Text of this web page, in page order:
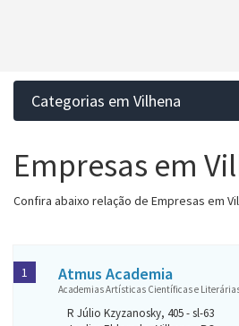
Categorias em Vilhena
Empresas em
Confira abaixo relação de Empresas em
Atmus Academia
Academias Artísticas Científicas e
R Júlio Kzyzanosky, 405 - sl-63
1